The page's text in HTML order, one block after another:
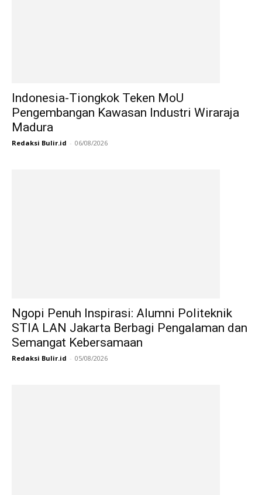
Indonesia-Tiongkok Teken MoU
Pengembangan Kawasan Industri Wiraraja
Madura
Redaksi Bulir.id - 06/08/2026
Ngopi Penuh Inspirasi: Alumni Politeknik
STIA LAN Jakarta Berbagi Pengalaman dan
Semangat Kebersamaan
Redaksi Bulir.id - 05/08/2026